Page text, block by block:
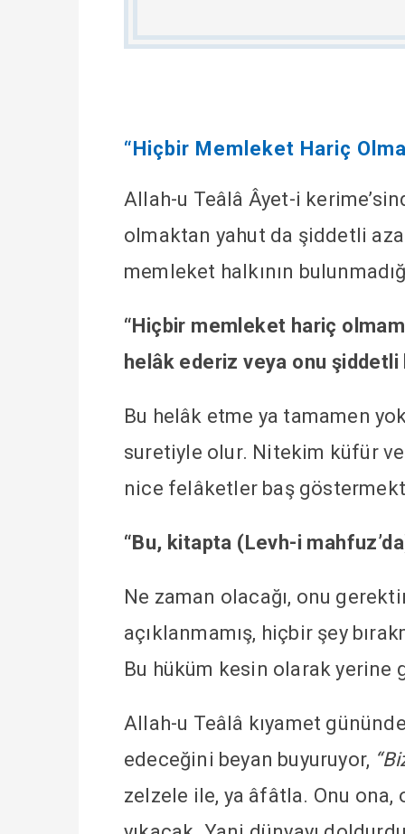
“Hiçbir Memleket Hariç
Allah-u Teâlâ Âyet-i
olmaktan yahut da şiddetli
memleket halkının
“Hiçbir memleket hariç
helâk ederiz veya onu şiddetli
Bu helâk etme ya tamamen
suretiyle olur. Nitekim küfür
nice felâketler baş
“Bu, kitapta (Levh-i
Ne zaman olacağı, onu
açıklanmamış, hiçbir şey
Bu hüküm kesin olarak
Allah-u Teâlâ kıyamet
edeceğini beyan buyuruyor,
zelzele ile, ya âfâtla. Onu ona,